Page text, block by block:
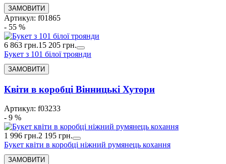
Артикул: f01865
- 55 %
6 863 грн.15 205 грн.
Букет з 101 білої троянди
Квіти в коробці Вінницькі Хутори
Артикул: f03233
- 9 %
1 996 грн.2 195 грн.
Букет квіти в коробці ніжний румянець кохання